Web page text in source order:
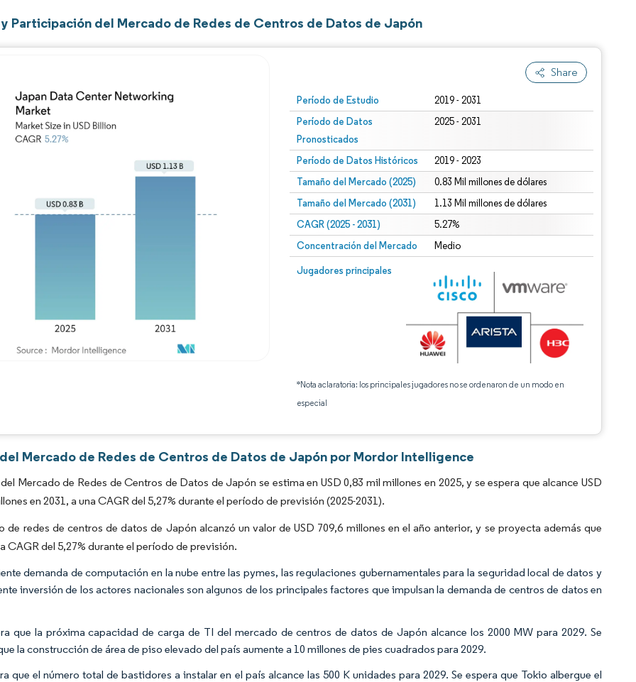
y Participación del Mercado de Redes de Centros de Datos de Japón
Share
Período de Estudio 2019 - 2031
Período de Datos
Pronosticados
2025 - 2031
Período de Datos Históricos 2019 - 2023
Tamaño del Mercado (2025) 0.83 Mil millones de dólares
Tamaño del Mercado (2031) 1.13 Mil millones de dólares
CAGR (2025 - 2031) 5.27%
Concentración del Mercado Medio
Jugadores principales
*Nota aclaratoria: los principales jugadores no se ordenaron de un modo en
especial
Mercado de Redes de Centros de Datos de Japón por Mordor Intelligence
Mercado de Redes de Centros de Datos de Japón se estima en USD 0,83 mil millones en 2025, y se espera que alcance USD
en 2031, a una CAGR del 5,27% durante el período de previsión (2025-2031).
de redes de centros de datos de Japón alcanzó un valor de USD 709,6 millones en el año anterior, y se proyecta además que
CAGR del 5,27% durante el período de previsión.
demanda de computación en la nube entre las pymes, las regulaciones gubernamentales para la seguridad local de datos y
inversión de los actores nacionales son algunos de los principales factores que impulsan la demanda de centros de datos en
que la próxima capacidad de carga de TI del mercado de centros de datos de Japón alcance los 2000 MW para 2029. Se
la construcción de área de piso elevado del país aumente a 10 millones de pies cuadrados para 2029.
que el número total de bastidores a instalar en el país alcance las 500 K unidades para 2029. Se espera que Tokio albergue el